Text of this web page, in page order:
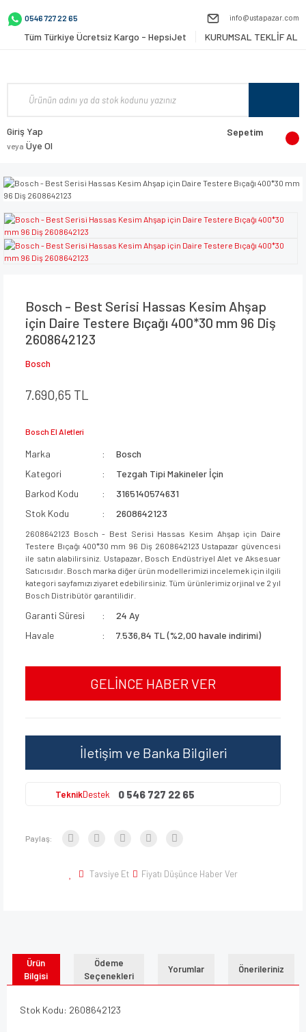
0546 727 22 65 info@ustapazar.com
Tüm Türkiye Ücretsiz Kargo - HepsiJet KURUMSAL TEKLİF AL
Giriş Yap
veya Üye Ol
Sepetim
Bosch - Best Serisi Hassas Kesim Ahşap
için Daire Testere Bıçağı 400*30 mm 96 Diş
2608642123
Bosch
7.690,65 TL
Bosch El Aletleri
Marka
Bosch
Kategori
Tezgah Tipi Makineler İçin
Barkod Kodu
3165140574631
Stok Kodu
2608642123
2608642123 Bosch - Best Serisi Hassas Kesim Ahşap için Daire
Testere Bıçağı 400*30 mm 96 Diş 2608642123 Ustapazar güvencesi
ile satın alabilirsiniz. Ustapazar, Bosch Endüstriyel Alet ve Aksesuar
Satıcısıdır. Bosch marka diğer ürün modellerimizi incelemek için ilgili
kategori sayfamızı ziyaret edebilirsiniz. Tüm ürünlerimiz orjinal ve 2 yıl
Bosch Distribütör garantilidir.
Garanti Süresi
24 Ay
Havale
7.536,84 TL (%2,00 havale indirimi)
GELİNCE HABER VER
İletişim ve Banka Bilgileri
TeknikDestek 0 546 727 22 65
Paylaş:
Tavsiye Et Fiyatı Düşünce Haber Ver
Ürün
Bilgisi
Ödeme
Seçenekleri
Yorumlar Önerileriniz
Stok Kodu: 2608642123